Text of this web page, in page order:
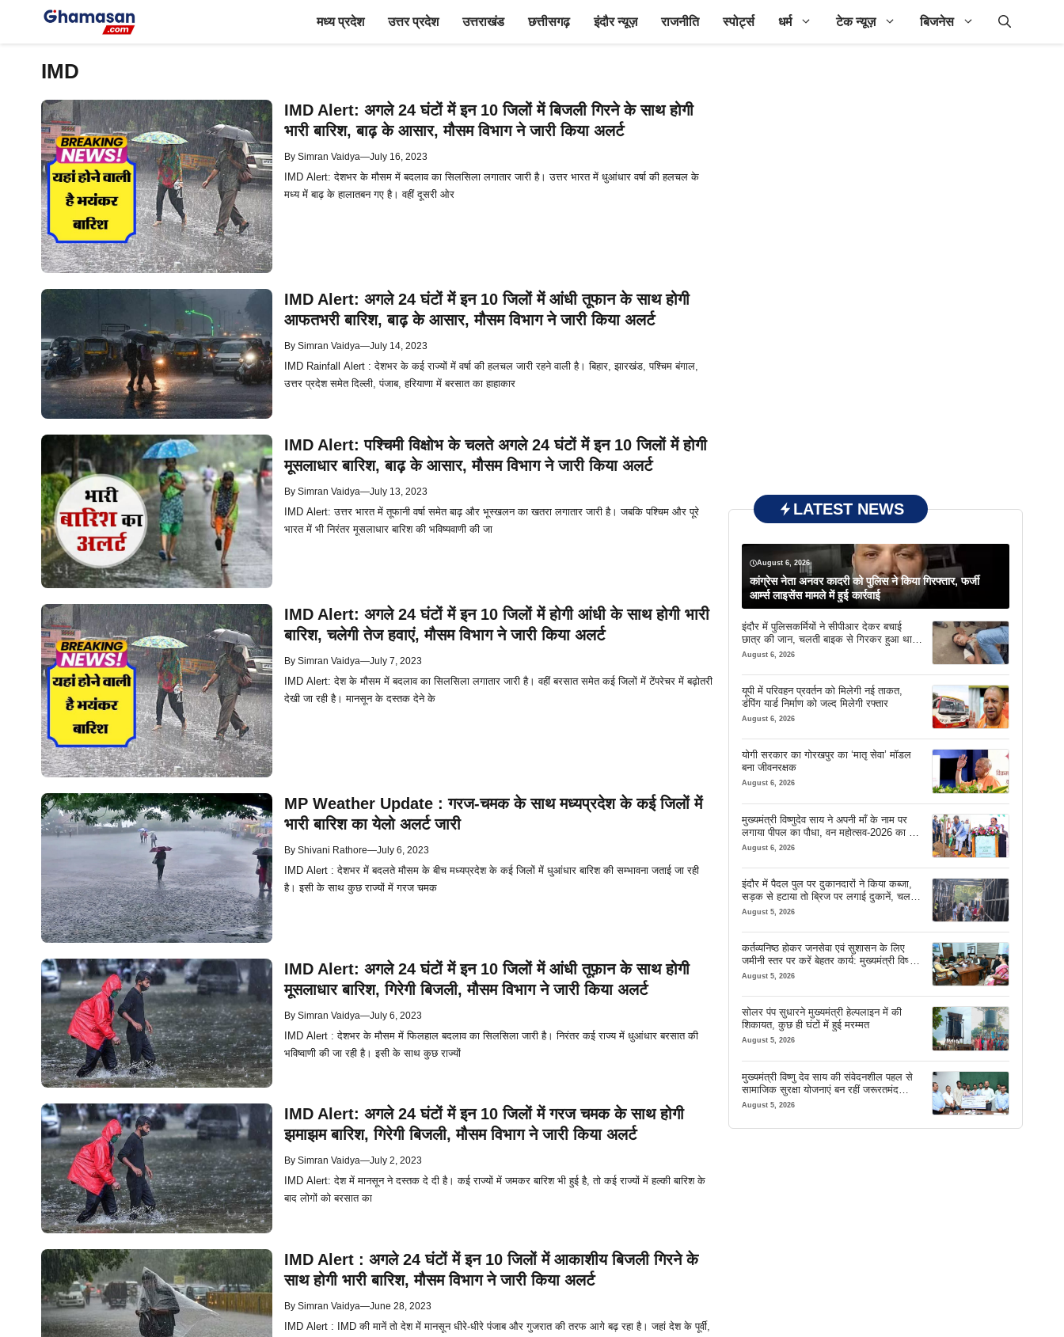
मध्य प्रदेश उत्तर प्रदेश उत्तराखंड छत्तीसगढ़ इंदौर न्यूज़ राजनीति स्पोर्ट्स धर्म टेक न्यूज़ बिजनेस
IMD
IMD Alert: अगले 24 घंटों में इन 10 जिलों में बिजली गिरने के साथ होगी
भारी बारिश, बाढ़ के आसार, मौसम विभाग ने जारी किया अलर्ट
By Simran Vaidya—July 16, 2023
IMD Alert: देशभर के मौसम में बदलाव का सिलसिला लगातार जारी है। उत्तर भारत में धुआंधार वर्षा की हलचल के
मध्य में बाढ़ के हालातबन गए है। वहीं दूसरी ओर
IMD Alert: अगले 24 घंटों में इन 10 जिलों में आंधी तूफान के साथ होगी
आफतभरी बारिश, बाढ़ के आसार, मौसम विभाग ने जारी किया अलर्ट
By Simran Vaidya—July 14, 2023
IMD Rainfall Alert : देशभर के कई राज्यों में वर्षा की हलचल जारी रहने वाली है। बिहार, झारखंड, पश्चिम बंगाल,
उत्तर प्रदेश समेत दिल्ली, पंजाब, हरियाणा में बरसात का हाहाकार
IMD Alert: पश्चिमी विक्षोभ के चलते अगले 24 घंटों में इन 10 जिलों में होगी
मूसलाधार बारिश, बाढ़ के आसार, मौसम विभाग ने जारी किया अलर्ट
By Simran Vaidya—July 13, 2023
IMD Alert: उत्तर भारत में तूफानी वर्षा समेत बाढ़ और भूस्खलन का खतरा लगातार जारी है। जबकि पश्चिम और पूरे
भारत में भी निरंतर मूसलाधार बारिश की भविष्यवाणी की जा
IMD Alert: अगले 24 घंटों में इन 10 जिलों में होगी आंधी के साथ होगी भारी
बारिश, चलेगी तेज हवाएं, मौसम विभाग ने जारी किया अलर्ट
By Simran Vaidya—July 7, 2023
IMD Alert: देश के मौसम में बदलाव का सिलसिला लगातार जारी है। वहीं बरसात समेत कई जिलों में टेंपरेचर में बढ़ोतरी
देखी जा रही है। मानसून के दस्तक देने के
MP Weather Update : गरज-चमक के साथ मध्यप्रदेश के कई जिलों में
भारी बारिश का येलो अलर्ट जारी
By Shivani Rathore—July 6, 2023
IMD Alert : देशभर में बदलते मौसम के बीच मध्यप्रदेश के कई जिलों में धुआंधार बारिश की सम्भावना जताई जा रही
है। इसी के साथ कुछ राज्यों में गरज चमक
IMD Alert: अगले 24 घंटों में इन 10 जिलों में आंधी तूफ़ान के साथ होगी
मूसलाधार बारिश, गिरेगी बिजली, मौसम विभाग ने जारी किया अलर्ट
By Simran Vaidya—July 6, 2023
IMD Alert : देशभर के मौसम में फिलहाल बदलाव का सिलसिला जारी है। निरंतर कई राज्य में धुआंधार बरसात की
भविष्वाणी की जा रही है। इसी के साथ कुछ राज्यों
IMD Alert: अगले 24 घंटों में इन 10 जिलों में गरज चमक के साथ होगी
झमाझम बारिश, गिरेगी बिजली, मौसम विभाग ने जारी किया अलर्ट
By Simran Vaidya—July 2, 2023
IMD Alert: देश में मानसून ने दस्तक दे दी है। कई राज्यों में जमकर बारिश भी हुई है, तो कई राज्यों में हल्की बारिश के
बाद लोगों को बरसात का
IMD Alert : अगले 24 घंटों में इन 10 जिलों में आकाशीय बिजली गिरने के
साथ होगी भारी बारिश, मौसम विभाग ने जारी किया अलर्ट
By Simran Vaidya—June 28, 2023
IMD Alert : IMD की मानें तो देश में मानसून धीरे-धीरे पंजाब और गुजरात की तरफ आगे बढ़ रहा है। जहां देश के पूर्वी,
LATEST NEWS
August 6, 2026
कांग्रेस नेता अनवर कादरी को पुलिस ने किया गिरफ्तार, फर्जी
आर्म्स लाइसेंस मामले में हुई कार्रवाई
इंदौर में पुलिसकर्मियों ने सीपीआर देकर बचाई
छात्र की जान, चलती बाइक से गिरकर हुआ था
बेहोश
August 6, 2026
यूपी में परिवहन प्रवर्तन को मिलेगी नई ताकत,
डंपिंग यार्ड निर्माण को जल्द मिलेगी रफ्तार
August 6, 2026
योगी सरकार का गोरखपुर का ‘मातृ सेवा’ मॉडल
बना जीवनरक्षक
August 6, 2026
मुख्यमंत्री विष्णुदेव साय ने अपनी माँ के नाम पर
लगाया पीपल का पौधा, वन महोत्सव-2026 का हुआ
शुभारंभ
August 6, 2026
इंदौर में पैदल पुल पर दुकानदारों ने किया कब्जा,
सड़क से हटाया तो ब्रिज पर लगाई दुकानें, चलने
की जगह भी नहीं मिल रही
August 5, 2026
कर्तव्यनिष्ठ होकर जनसेवा एवं सुशासन के लिए
जमीनी स्तर पर करें बेहतर कार्य: मुख्यमंत्री विष्णु
देव साय
August 5, 2026
सोलर पंप सुधारने मुख्यमंत्री हेल्पलाइन में की
शिकायत, कुछ ही घंटों में हुई मरम्मत
August 5, 2026
मुख्यमंत्री विष्णु देव साय की संवेदनशील पहल से
सामाजिक सुरक्षा योजनाएं बन रहीं जरूरतमंद
परिवारों का मजबूत सहारा
August 5, 2026